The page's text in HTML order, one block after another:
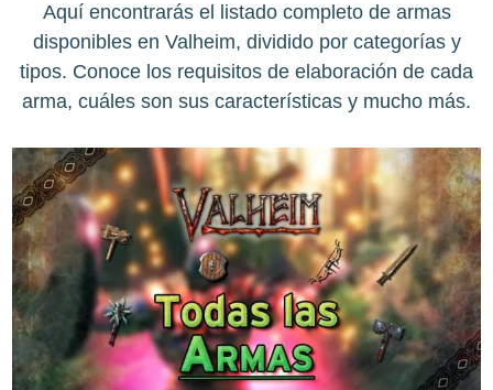
Aquí encontrarás el listado completo de armas
disponibles en Valheim, dividido por categorías y
tipos. Conoce los requisitos de elaboración de cada
arma, cuáles son sus características y mucho más.